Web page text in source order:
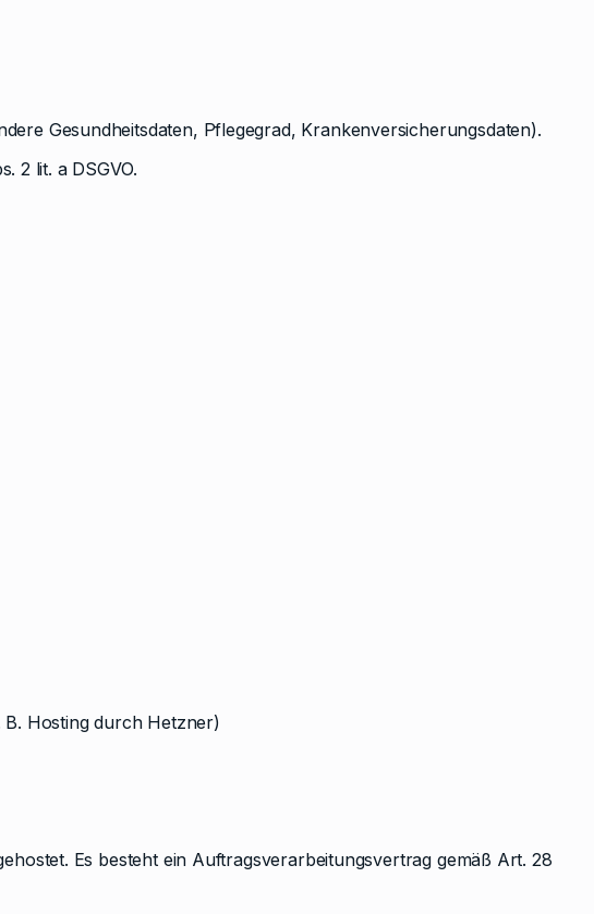
Gesundheitsdaten, Pflegegrad, Krankenversicherungsdaten).
2 lit. a DSGVO.
B. Hosting durch Hetzner)
Es besteht ein Auftragsverarbeitungsvertrag gemäß Art. 28